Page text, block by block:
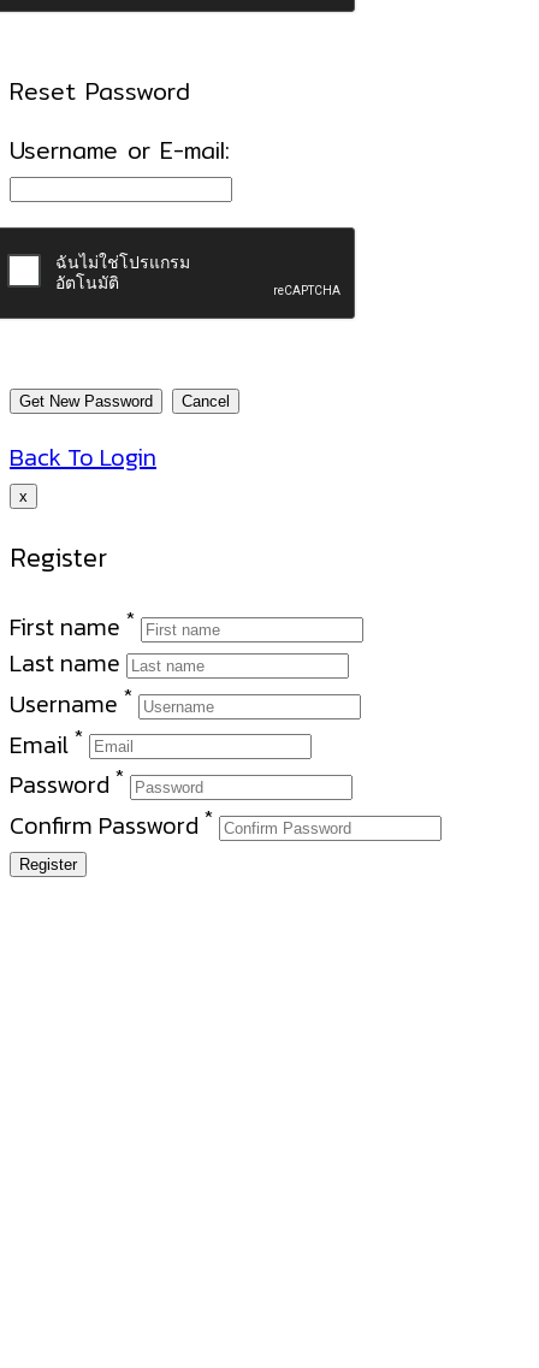
Reset Password
Username or E-mail:
Back To Login
x
Register
First name *
Last name
Username *
Email *
Password *
Confirm Password *
Register